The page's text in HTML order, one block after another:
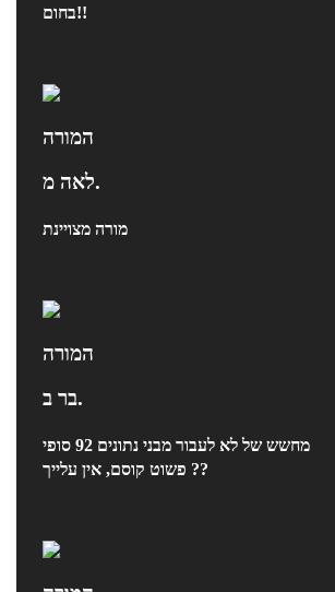
בחום!!
המורה
לאה מ.
מורה מצויינת
המורה
בר ב.
מחשש של לא לעבור מבני נתונים 92 סופי
פשוט קוסם, אין עלייך ??